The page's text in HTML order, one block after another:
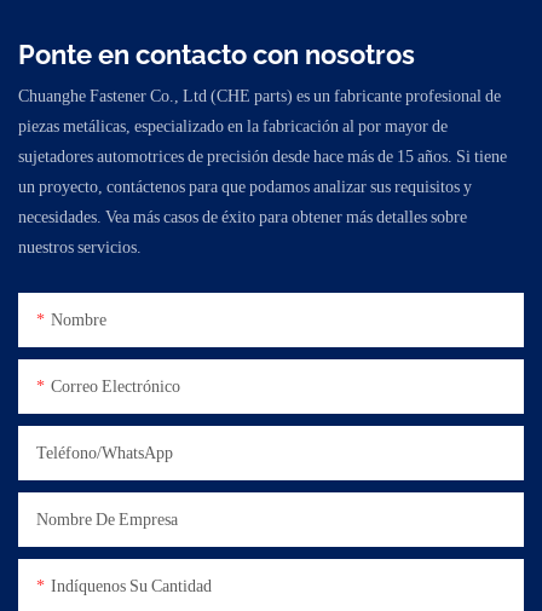
Ponte en contacto con nosotros
Chuanghe Fastener Co., Ltd (CHE parts) es un fabricante profesional de
piezas metálicas, especializado en la fabricación al por mayor de
sujetadores automotrices de precisión desde hace más de 15 años. Si tiene
un proyecto, contáctenos para que podamos analizar sus requisitos y
necesidades. Vea más casos de éxito para obtener más detalles sobre
nuestros servicios.
Nombre
Correo Electrónico
Teléfono/WhatsApp
Nombre De Empresa
Indíquenos Su Cantidad